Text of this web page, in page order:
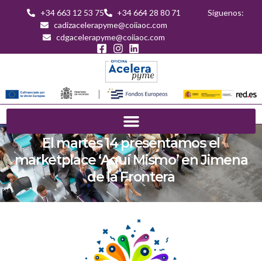
+34 663 12 53 75
+34 664 28 80 71
cadizacelerapyme@coiiaoc.com
cdgacelerapyme@coiiaoc.com
Síguenos:
El martes 14 presentamos el
marketplace ‘Aquí Mismo’ en Jimena
de la Frontera